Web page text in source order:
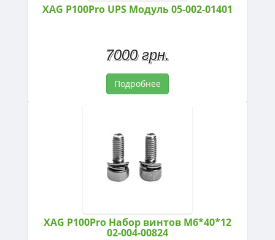
XAG P100Pro UPS Модуль 05-002-01401
7000 грн.
Подробнее
XAG P100Pro Набор винтов M6*40*12
02-004-00824